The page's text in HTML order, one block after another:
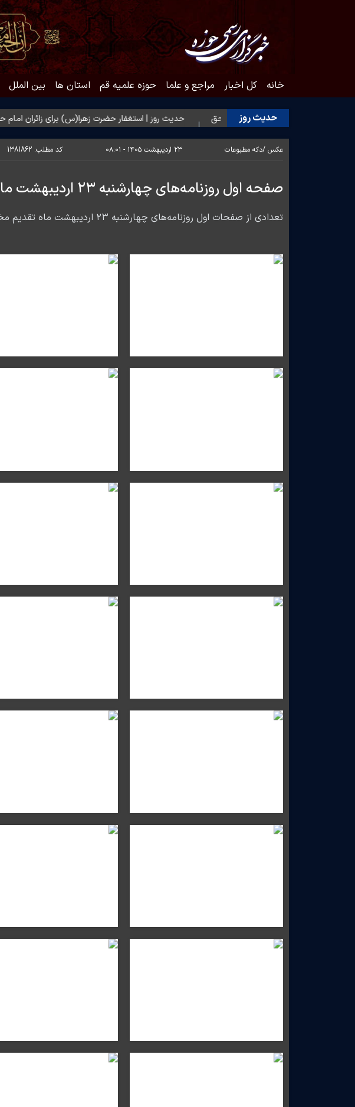
خانه کل اخبار مراجع و علما حوزه علمیه قم استان ها بین الملل
حدیث روز
روز | شکیبایی بر تلخی حق حدیث روز | استغفار حضرت زهرا(س) برای زائران امام حسین(ع)
عکس /دکه مطبوعات ۲۳ اردیبهشت ۱۴۰۵ - ۰۸:۰۱ کد مطلب: 1381862
صفحه اول روزنامه‌های چهارشنبه ۲۳ اردیبهشت ماه
تعدادی از صفحات اول روزنامه‌های چهارشنبه ۲۳ اردیبهشت ماه تقدیم مخاطبان ارجمند می شود.